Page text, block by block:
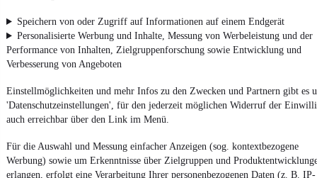
Speichern von oder Zugriff auf Informationen auf einem Endgerät
Personalisierte Werbung und Inhalte, Messung von Werbeleistung und der
Performance von Inhalten, Zielgruppenforschung sowie Entwicklung und
Verbesserung von Angeboten
Einstellmöglichkeiten und mehr Infos zu den Zwecken und Partnern gibt es
'Datenschutzeinstellungen', für den jederzeit möglichen Widerruf der
auch erreichbar über den Link im Menü.
Für die Auswahl und Messung einfacher Anzeigen (sog. kontextbezogene
Werbung) sowie um Erkenntnisse über Zielgruppen und
erlangen, erfolgt eine Verarbeitung Ihrer personenbezogenen Daten (z. B. IP-